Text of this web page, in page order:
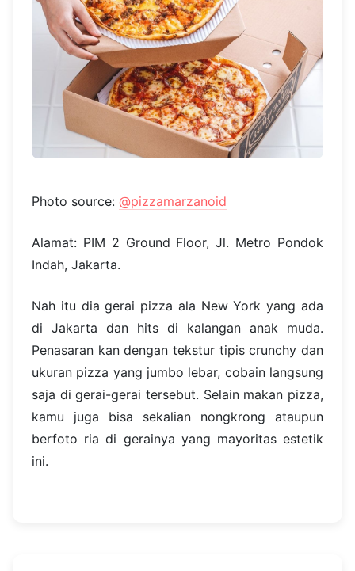
Photo source: @pizzamarzanoid
Alamat: PIM 2 Ground Floor, Jl. Metro Pondok
Indah, Jakarta.
Nah itu dia gerai pizza ala New York yang ada
di Jakarta dan hits di kalangan anak muda.
Penasaran kan dengan tekstur tipis crunchy dan
ukuran pizza yang jumbo lebar, cobain langsung
saja di gerai-gerai tersebut. Selain makan pizza,
kamu juga bisa sekalian nongkrong ataupun
berfoto ria di gerainya yang mayoritas estetik
ini.